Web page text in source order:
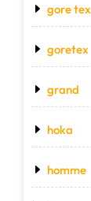
gore tex
goretex
grand
hoka
homme